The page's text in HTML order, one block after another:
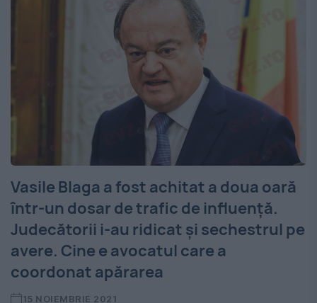
Vasile Blaga a fost achitat a doua oară
într-un dosar de trafic de influență.
Judecătorii i-au ridicat și sechestrul pe
avere. Cine e avocatul care a
coordonat apărarea
15 NOIEMBRIE 2021